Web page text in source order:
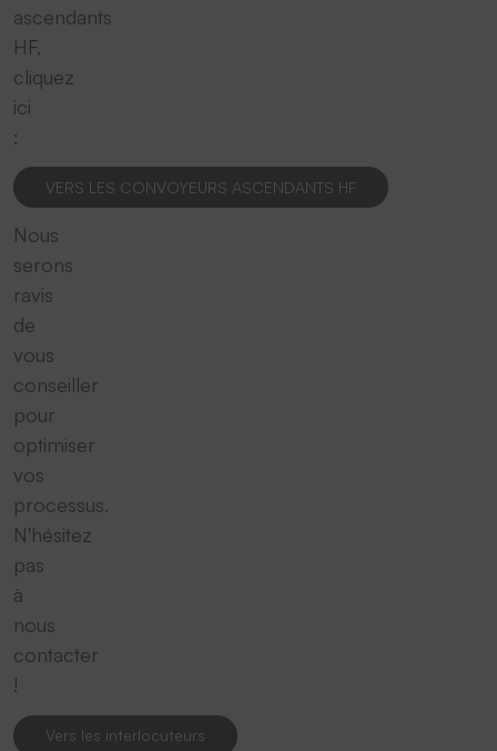
ascendants
HF,
cliquez
ici
:
VERS LES CONVOYEURS ASCENDANTS HF
Nous
serons
ravis
de
vous
conseiller
pour
optimiser
vos
processus.
N'hésitez
pas
à
nous
contacter
!
Vers les interlocuteurs